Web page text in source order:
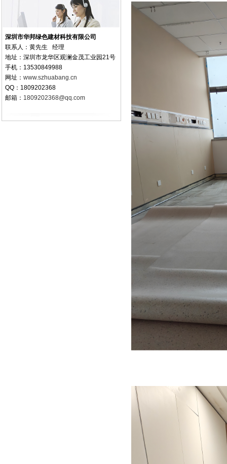
深圳市华邦绿色建材科技有限公司
联系人：黄先生 经理
地址：深圳市龙华区观澜金茂工业园21号
手机：13530849988
网址： www.szhuabang.cn
QQ：1809202368
邮箱： 1809202368@qq.com